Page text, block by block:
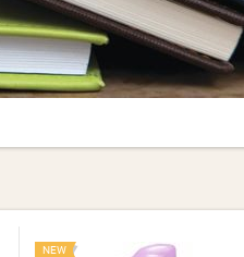
NEW